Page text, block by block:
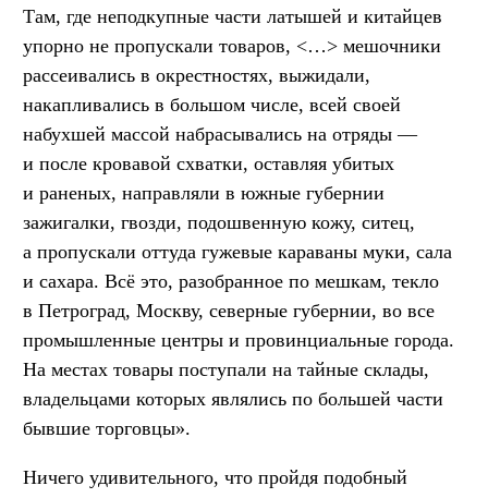
Там, где неподкупные части латышей и китайцев
упорно не пропускали товаров, <…> мешочники
рассеивались в окрестностях, выжидали,
накапливались в большом числе, всей своей
набухшей массой набрасывались на отряды —
и после кровавой схватки, оставляя убитых
и раненых, направляли в южные губернии
зажигалки, гвозди, подошвенную кожу, ситец,
а пропускали оттуда гужевые караваны муки, сала
и сахара. Всё это, разобранное по мешкам, текло
в Петроград, Москву, северные губернии, во все
промышленные центры и провинциальные города.
На местах товары поступали на тайные склады,
владельцами которых являлись по большей части
бывшие торговцы».
Ничего удивительного, что пройдя подобный